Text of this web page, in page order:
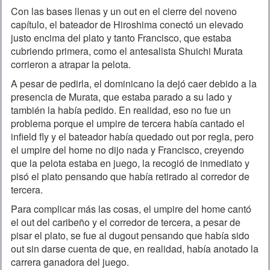
Con las bases llenas y un out en el cierre del noveno
capítulo, el bateador de Hiroshima conectó un elevado
justo encima del plato y tanto Francisco, que estaba
cubriendo primera, como el antesalista Shuichi Murata
corrieron a atrapar la pelota.
A pesar de pedirla, el dominicano la dejó caer debido a la
presencia de Murata, que estaba parado a su lado y
también la había pedido. En realidad, eso no fue un
problema porque el umpire de tercera había cantado el
infield fly y el bateador había quedado out por regla, pero
el umpire del home no dijo nada y Francisco, creyendo
que la pelota estaba en juego, la recogió de inmediato y
pisó el plato pensando que había retirado al corredor de
tercera.
Para complicar más las cosas, el umpire del home cantó
el out del caribeño y el corredor de tercera, a pesar de
pisar el plato, se fue al dugout pensando que había sido
out sin darse cuenta de que, en realidad, había anotado la
carrera ganadora del juego.